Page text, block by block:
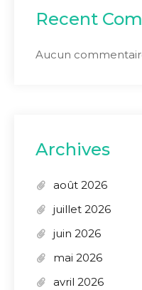
Recent
Aucun
Archives
août 2026
juillet 2026
juin 2026
mai 2026
avril 2026